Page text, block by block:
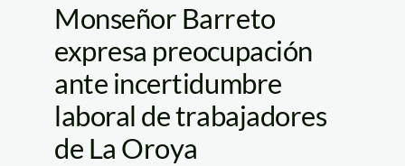
Monseñor Barreto
expresa preocupación
ante incertidumbre
laboral de trabajadores
de La Oroya